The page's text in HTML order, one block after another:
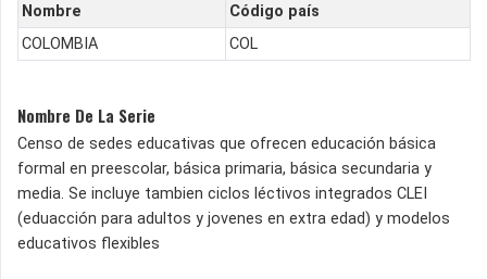
Nombre
Código país
COLOMBIA
COL
Nombre De La Serie
Censo de sedes educativas que ofrecen educación básica
formal en preescolar, básica primaria, básica secundaria y
media. Se incluye tambien ciclos léctivos integrados CLEI
(eduacción para adultos y jovenes en extra edad) y modelos
educativos flexibles